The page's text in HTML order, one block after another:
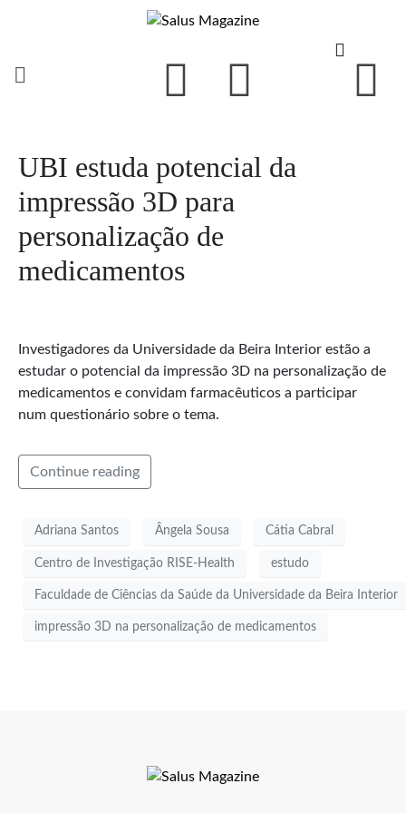
UBI estuda potencial da
impressão 3D para
personalização de
medicamentos
Investigadores da Universidade da Beira Interior estão a
estudar o potencial da impressão 3D na personalização de
medicamentos e convidam farmacêuticos a participar
num questionário sobre o tema.
Continue reading
Adriana Santos Ângela Sousa Cátia Cabral
Centro de Investigação RISE-Health estudo
Faculdade de Ciências da Saúde da Universidade da Beira Interior
impressão 3D na personalização de medicamentos